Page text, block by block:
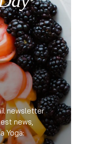
newsletter
news,
Yoga: